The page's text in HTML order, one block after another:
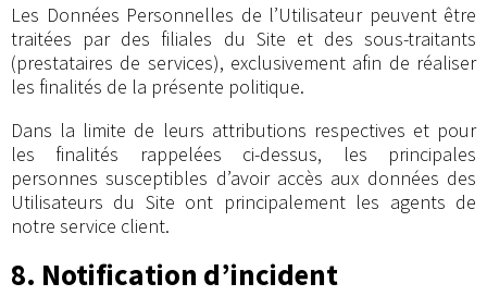
Les Données Personnelles de l’Utilisateur peuvent être
traitées par des filiales du Site et des sous-traitants
(prestataires de services), exclusivement afin de réaliser
les finalités de la présente politique.
Dans la limite de leurs attributions respectives et pour
les finalités rappelées ci-dessus, les principales
personnes susceptibles d’avoir accès aux données des
Utilisateurs du Site ont principalement les agents de
notre service client.
8. Notification d’incident